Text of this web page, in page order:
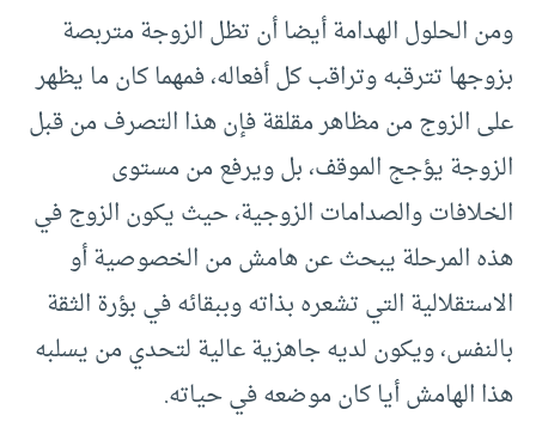
ومن الحلول الهدامة أيضا أن تظل الزوجة متربصة
بزوجها تترقبه وتراقب كل أفعاله، فمهما كان ما يظهر
على الزوج من مظاهر مقلقة فإن هذا التصرف من قبل
الزوجة يؤجج الموقف، بل ويرفع من مستوى
الخلافات والصدامات الزوجية، حيث يكون الزوج في
هذه المرحلة يبحث عن هامش من الخصوصية أو
الاستقلالية التي تشعره بذاته وببقائه في بؤرة الثقة
بالنفس، ويكون لديه جاهزية عالية لتحدي من يسلبه
هذا الهامش أيا كان موضعه في حياته.